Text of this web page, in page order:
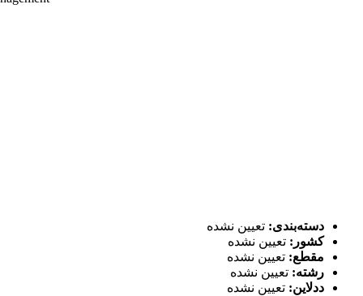
دسته‌بندی: تعیین نشده
کشور: تعیین نشده
مقطع: تعیین نشده
رشته: تعیین نشده
ددلاین: تعیین نشده